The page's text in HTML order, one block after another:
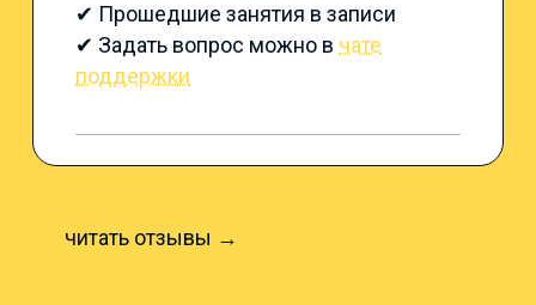
✔ Прошедшие занятия в записи
✔ Задать вопрос можно в чате
поддержки
читать отзывы →